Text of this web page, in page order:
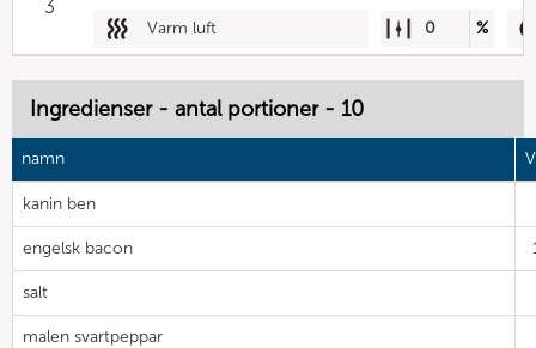
3
Varm luft 0 %
Ingredienser - antal portioner - 10
namn
kanin ben
engelsk bacon
salt
malen svartpeppar